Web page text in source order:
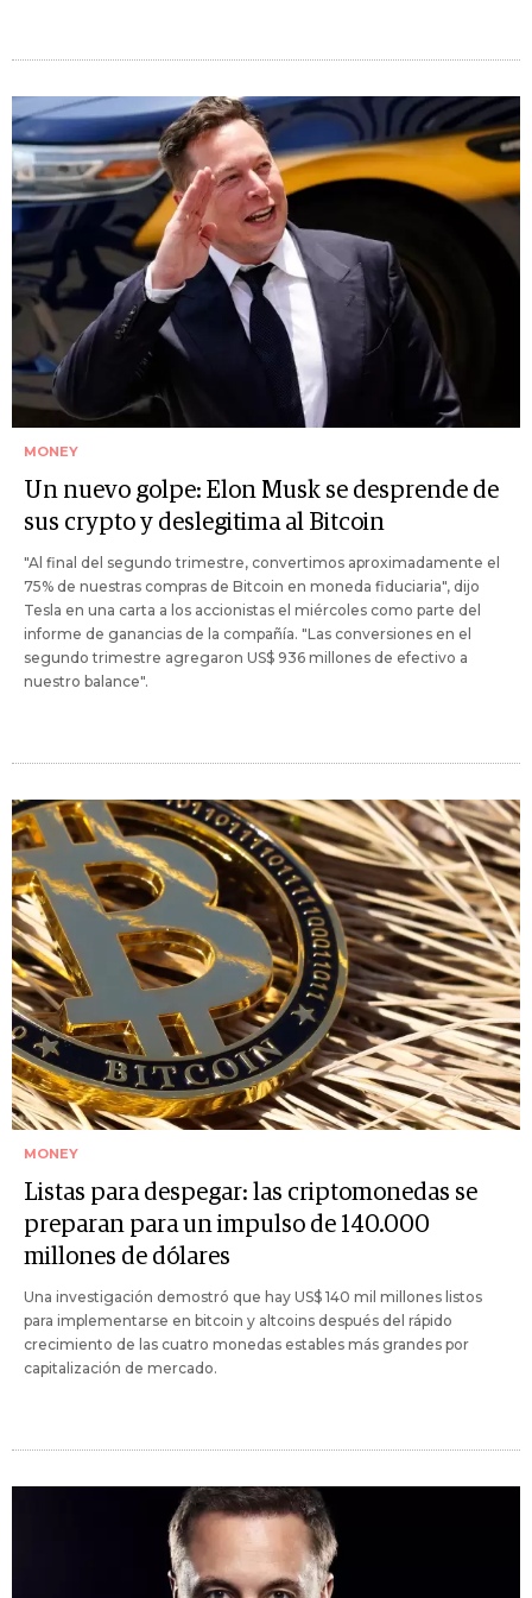
MONEY
Un nuevo golpe: Elon Musk se desprende de
sus crypto y deslegitima al Bitcoin
"Al final del segundo trimestre, convertimos aproximadamente el
75% de nuestras compras de Bitcoin en moneda fiduciaria", dijo
Tesla en una carta a los accionistas el miércoles como parte del
informe de ganancias de la compañía. "Las conversiones en el
segundo trimestre agregaron US$ 936 millones de efectivo a
nuestro balance".
MONEY
Listas para despegar: las criptomonedas se
preparan para un impulso de 140.000
millones de dólares
Una investigación demostró que hay US$ 140 mil millones listos
para implementarse en bitcoin y altcoins después del rápido
crecimiento de las cuatro monedas estables más grandes por
capitalización de mercado.